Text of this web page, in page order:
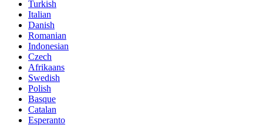
Turkish
Italian
Danish
Romanian
Indonesian
Czech
Afrikaans
Swedish
Polish
Basque
Catalan
Esperanto